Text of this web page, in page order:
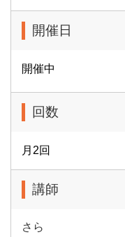
開催日
開催中
回数
月2回
講師
さら